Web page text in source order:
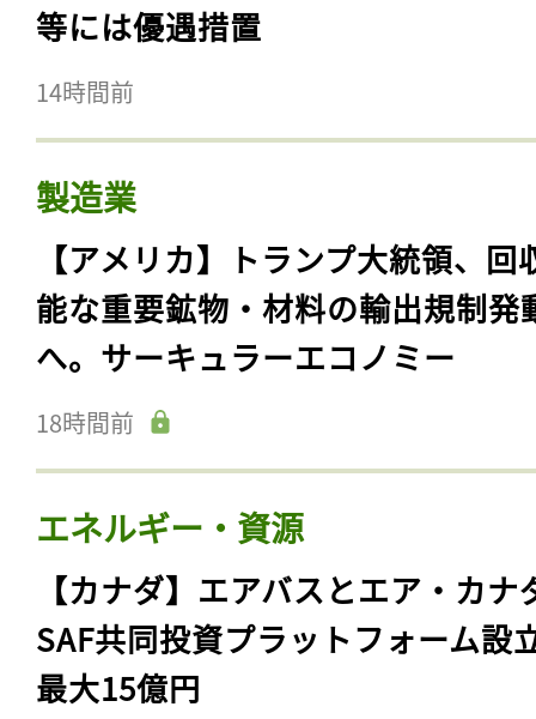
等には優遇措置
14時間前
製造業
【アメリカ】トランプ大統領、回
能な重要鉱物・材料の輸出規制発
へ。サーキュラーエコノミー
18時間前
エネルギー・資源
【カナダ】エアバスとエア・カナ
SAF共同投資プラットフォーム設
最大15億円